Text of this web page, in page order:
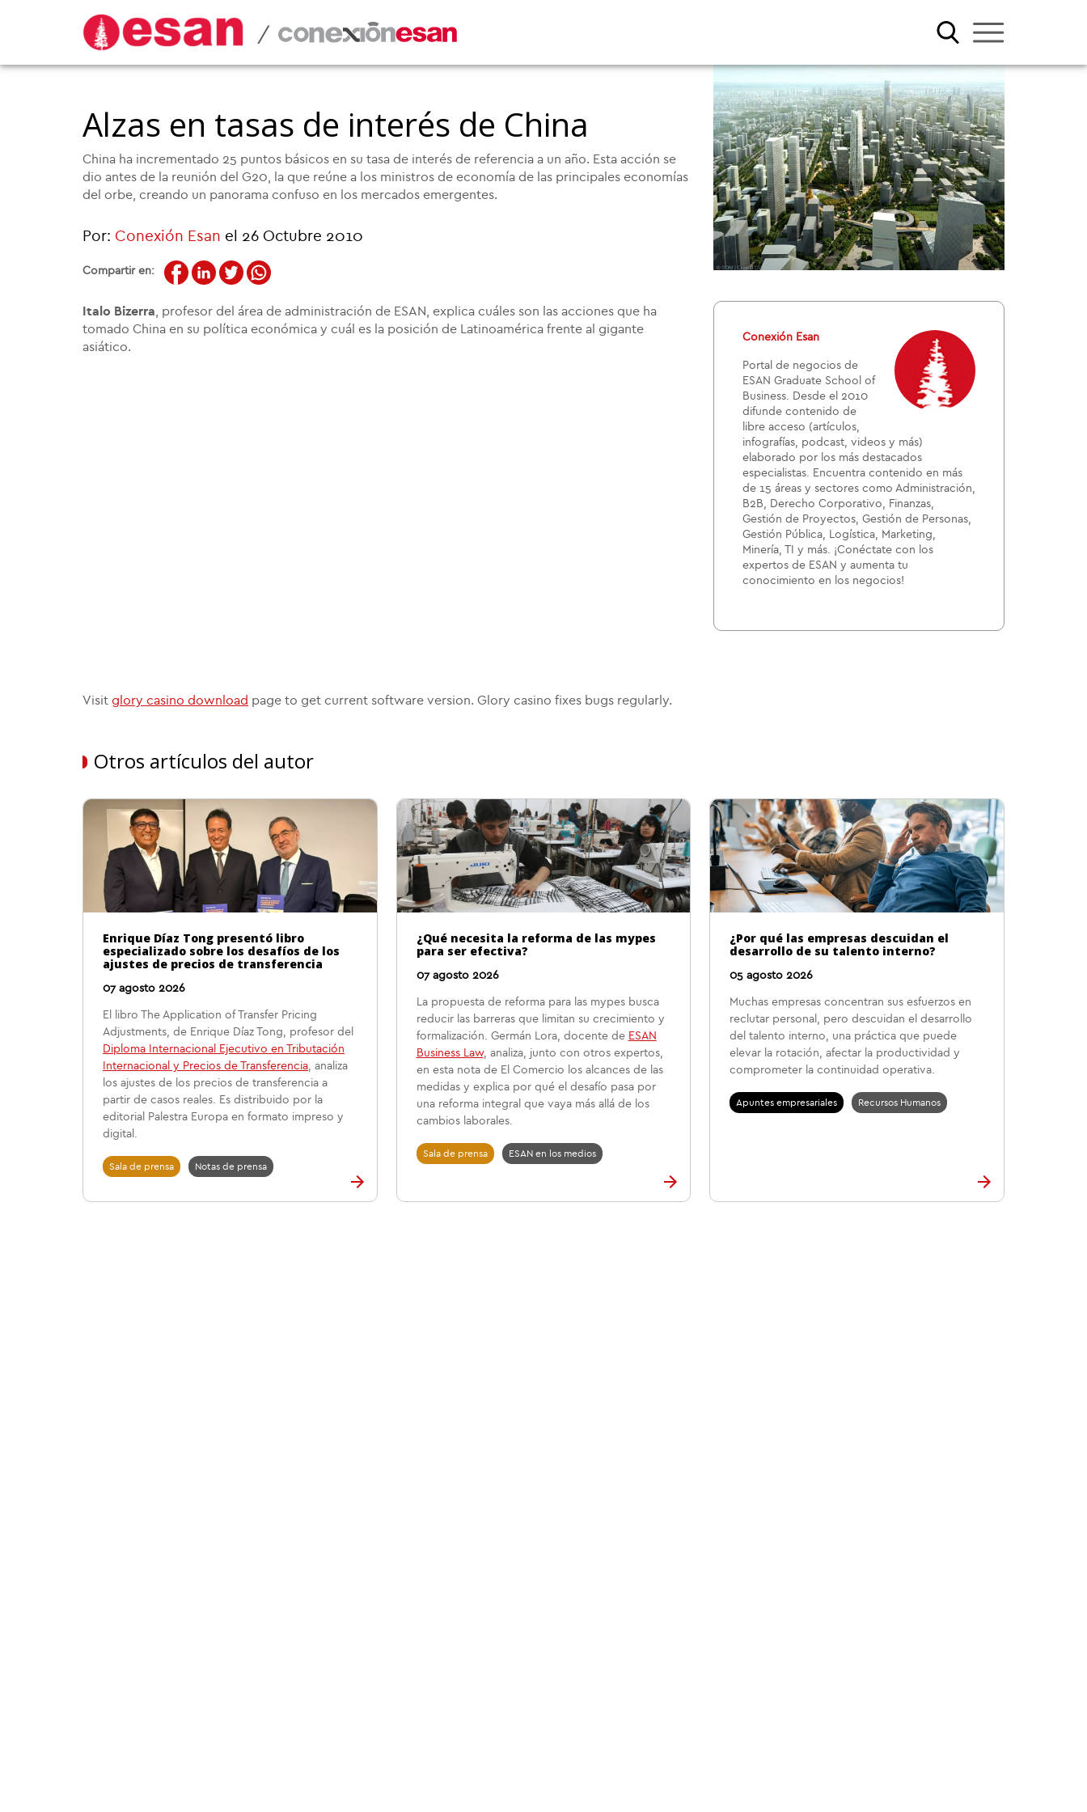
/
Alzas en tasas de interés de China
China ha incrementado 25 puntos básicos en su tasa de interés de referencia a un año. Esta acción se
dio antes de la reunión del G20, la que reúne a los ministros de economía de las principales economías
del orbe, creando un panorama confuso en los mercados emergentes.
Por: Conexión Esan el 26 Octubre 2010
Compartir en:
Italo Bizerra , profesor del área de administración de ESAN, explica cuáles son las acciones que ha
tomado China en su política económica y cuál es la posición de Latinoamérica frente al gigante
asiático.
Visit glory casino download page to get current software version. Glory casino fixes bugs regularly.
Conexión Esan
Portal de negocios de
ESAN Graduate School of
Business. Desde el 2010
difunde contenido de
libre acceso (artículos,
infografías, podcast, videos y más)
elaborado por los más destacados
especialistas. Encuentra contenido en más
de 15 áreas y sectores como Administración,
B2B, Derecho Corporativo, Finanzas,
Gestión de Proyectos, Gestión de Personas,
Gestión Pública, Logística, Marketing,
Minería, TI y más. ¡Conéctate con los
expertos de ESAN y aumenta tu
conocimiento en los negocios!
Otros artículos del autor
Enrique Díaz Tong presentó libro
especializado sobre los desafíos de los
ajustes de precios de transferencia
07 agosto 2026
El libro The Application of Transfer Pricing
Adjustments, de Enrique Díaz Tong, profesor del
Diploma Internacional Ejecutivo en Tributación
Internacional y Precios de Transferencia, analiza
los ajustes de los precios de transferencia a
partir de casos reales. Es distribuido por la
editorial Palestra Europa en formato impreso y
digital.
Sala de prensa Notas de prensa
¿Qué necesita la reforma de las mypes
para ser efectiva?
07 agosto 2026
La propuesta de reforma para las mypes busca
reducir las barreras que limitan su crecimiento y
formalización. Germán Lora, docente de ESAN
Business Law, analiza, junto con otros expertos,
en esta nota de El Comercio los alcances de las
medidas y explica por qué el desafío pasa por
una reforma integral que vaya más allá de los
cambios laborales.
Sala de prensa ESAN en los medios
¿Por qué las empresas descuidan el
desarrollo de su talento interno?
05 agosto 2026
Muchas empresas concentran sus esfuerzos en
reclutar personal, pero descuidan el desarrollo
del talento interno, una práctica que puede
elevar la rotación, afectar la productividad y
comprometer la continuidad operativa.
Apuntes empresariales Recursos Humanos